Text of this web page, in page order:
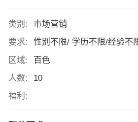
类别:
市场营销
要求:
性别不限/ 学历不限/经验不
区域:
百色
人数:
10
福利: